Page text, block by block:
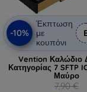
-10%
Έκπτωση
με
κουπόνι
Vention Καλώδιο
Κατηγορίας 7 SFTP
Μαύρο
7,90 €